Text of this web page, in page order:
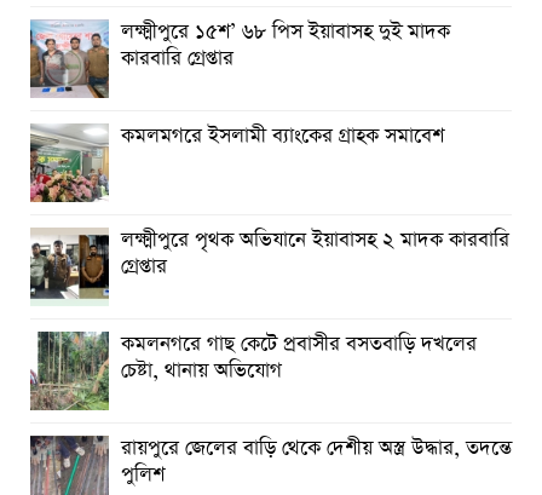
রায়পুরে অস্বাস্থ্যকর ভেজাল ও নকল শিশু খাদ্যে ছয়লাব
কমলনগরে পুড়ে ছাই একটি জেলে পরিবারে স্বপ্ন
লক্ষ্মীপুরে ভেজাল ঘি’র কারখানায় অভিযান, ৩লাখ টাকা জরিমানা
কমলনগরে জুলাই শহিদ দিবস উপলক্ষে আলোচনা সভা
রায়পুরে প্রেসক্রিপশন ছাড়া ওষুধ বিক্রি, ২ ফার্মেসিকে জরিমানা ‎
তিন বছরেও শেষ হয়নি রায়পুর পৌরসভার ড্রেনেজ নির্মান কাজ,
ভোগান্তি
আমার ঘরের ডাক্তার ও বিপদের বন্ধু ডা. আমান
কমলনগরে আওয়ামী লীগ নেতার জামায়াতে যোগদান ‎
সলিমুল্লাহ খানকে ঘিরে বিতর্ক: সমালোচনা, প্রতিহিংসা নাকি
পারশ্রীকাতরতা?
লক্ষ্মীপুরে ১৫শ’ ৬৮ পিস ইয়াবাসহ দুই মাদক
কারবারি গ্রেপ্তার
কমলমগরে ইসলামী ব্যাংকের গ্রাহক সমাবেশ ‎
লক্ষ্মীপুরে পৃথক অভিযানে ইয়াবাসহ ২ মাদক কারবারি
গ্রেপ্তার
কমলনগরে গাছ কেটে প্রবাসীর বসতবাড়ি ‎দখলের
চেষ্টা, থানায় অভিযোগ
রায়পুরে জেলের বাড়ি থেকে দেশীয় অস্ত্র উদ্ধার, তদন্তে
পুলিশ